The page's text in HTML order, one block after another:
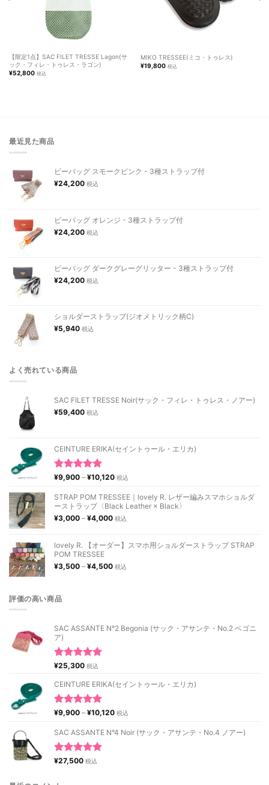
【限定1点】SAC FILET TRESSE Lagon(サ
ック・フィレ・トゥレス・ラゴン)
¥52,800 税込
MIKO TRESSEE(ミコ・トゥレス)
¥19,800 税込
最近見た商品
ビーバッグ スモークピンク - 3種ストラップ付
¥24,200 税込
ビーバッグ オレンジ - 3種ストラップ付
¥24,200 税込
ビーバッグ ダークグレーグリッター - 3種ストラップ付
¥24,200 税込
ショルダーストラップ(ジオメトリック柄C)
¥5,940 税込
よく売れている商品
SAC FILET TRESSE Noir(サック・フィレ・トゥレス・ノアー)
¥59,400 税込
CEINTURE ERIKA(セイントゥール・エリカ)
5段階中
¥9,900 – ¥10,120価
帯:
¥9,900
¥10,120
税込
STRAP POM TRESSEE｜lovely R. レザー編みスマホショルダ
ーストラップ〈Black Leather × Black〉
¥3,000 – ¥4,000価
¥3,000
¥4,000
税込
lovely R. 【オーダー】スマホ用ショルダーストラップ STRAP
POM TRESSEE
¥3,500 – ¥4,500価税込
評価の高い商品
SAC ASSANTE N°2 Begonia (サック・アサンテ・No.2 ベゴニ
ア)
5段階中
¥25,300 税込
CEINTURE ERIKA(セイントゥール・エリカ)
5段階中
¥9,900 – ¥10,120価
帯:
¥9,900
税込
SAC ASSANTE N°4 Noir (サック・アサンテ・No.4 ノアー)
5段階中
¥27,500 税込